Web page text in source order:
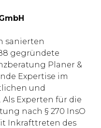
sanierten
gegründete
Planer &
Expertise im
und
Experten für die
nach § 270 InsO
Inkrafttreten des